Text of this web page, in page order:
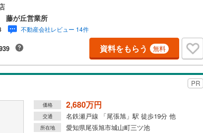
納を設置、ストックに便利◆全室2面採光以上で、明るく風通し良好
・2階に和室付き！客間や寝室、くつろぎスペースとして幅広く活
！◆全居室収納付きで、生活空間を有効に使える間取りです◆駐車
分ございます！来客時にも心強いですね！【営業時間 10:00～19:0
間はお電話が繋がりやすくなっております。お気軽にご連絡下さい！
される場合はご見学予約ボタンよりご希望の日時をご記入いただけ
ムーズにご案内が可能です。**住宅ローン**諸費用込融資や築年数の古
ーンも得意としており、最適な銀行をご提案します。**リフォーム**
り、テイストを作り上げられます！リフォームプランナーの同行も
藤が丘営業所
不動産会社レビュー 14件
資料をもらう 無料
PR
価格 2,680万円
交通 名鉄瀬戸線 「尾張旭」駅 徒歩19分 他
所在地 愛知県尾張旭市城山町三ツ池